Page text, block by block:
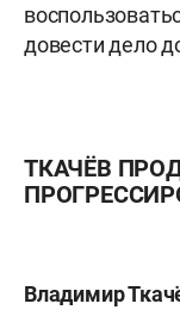
довести дело
ТКАЧЁВ
Владимир